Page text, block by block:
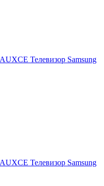
Телевизор Samsung
Телевизор Samsung